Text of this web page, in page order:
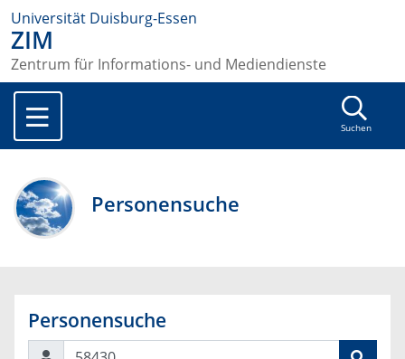
Universität Duisburg-Essen
ZIM
Zentrum für Informations- und Mediendienste
Suchen
Personensuche
Personensuche
Suchen